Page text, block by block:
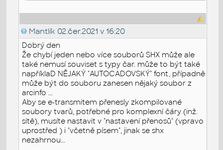
Mantlík 02.čer.2021 v 16:20
Dobrý den
Že chybí jeden nebo více souborů SHX může ale
také nemusí souviset s typy čar. může to být také
napříklaD NĚJAKÝ "AUTOCADOVSKÝ" font, případně
může být do souboru zanesen nějaký soubor z
arcinfo ...
Aby se e-transmitem přenesly zkompilované
soubory tvarů, potřebné pro komplexní čáry (inž.
sítě), musíte nastavit v "nastavení přenosů" (vpravo
uprostřed ) i "včetně písem", jinak se shx
nezahrnou...